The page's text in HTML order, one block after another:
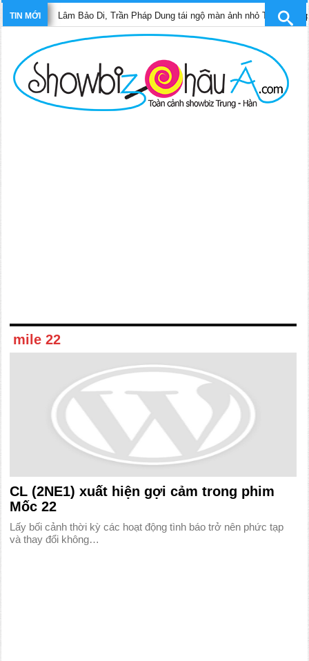
TIN MỚILâm Bảo Di, Trần Pháp Dung tái ngộ màn ảnh nhỏ TVB trong phim
mile 22
CL (2NE1) xuất hiện gợi cảm trong phim
Mốc 22
Lấy bối cảnh thời kỳ các hoạt động tình báo trở nên phức tạp
và thay đổi không…